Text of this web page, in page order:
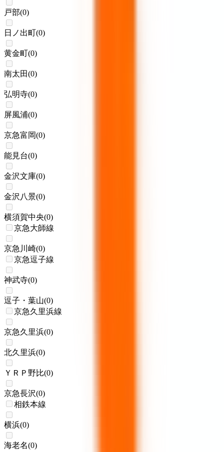
戸部(0)
日ノ出町(0)
黄金町(0)
南太田(0)
弘明寺(0)
屏風浦(0)
京急富岡(0)
能見台(0)
金沢文庫(0)
金沢八景(0)
横須賀中央(0)
京急大師線
京急川崎(0)
京急逗子線
神武寺(0)
逗子・葉山(0)
京急久里浜線
京急久里浜(0)
北久里浜(0)
ＹＲＰ野比(0)
京急長沢(0)
相鉄本線
横浜(0)
海老名(0)